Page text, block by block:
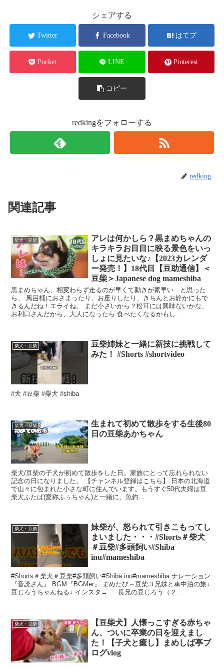
シェアする
Twitter Facebook はてブ
Pocket LINE Pinterest
コピー
redkingをフォローする
redking
関連記事
柴犬・豆柴
アレは何かしら？黒まめちゃんの
キラキラお目目に映る景色をいっ
しょに見たいな♪【2023カレンダ
ー発売！】18代目【豆助通信】＜
豆柴＞Japanese dog mameshiba
黒まめちゃん、相変わらず走るのが早くて動きが素早い…と思った
ら、 風呂桶におさまったり、お座りしたり、きちんとお静かにもで
きるんだね！エライね。 まだ小さいから？松茸には興味ないかな、
お利口さんだから、大人になったら 食べたくなるかもし...
柴犬・豆柴
豆柴姉妹と一緒に新技に挑戦して
みた！ #Shorts #shortvideo
#犬 #豆柴 #柴犬 #shiba
柴犬・豆柴
生まれて初めて散歩をする生後80
日の豆柴あかちゃん
柴犬/豆柴の子犬が初めて散歩をした日。家族にとって忘れられない
記念の日になりました。 【チャンネル登録はこちら】 日本の北海道
で山々に包まれた小さな町に住んでいます。もうすぐ50代夫婦は豆
柴犬ふたば(愛称ふぅちゃん)と一緒に、魚釣...
柴犬・豆柴
妹柴が、怒られて引きこもってし
まいました・・・#Shorts＃柴犬
＃豆柴#多頭飼い#Shiba
inu#mameshiba
#Shorts＃柴犬＃豆柴#多頭飼い#Shiba inu#mameshiba ナレーション
『音読さん』 BGM『BGMer』 まめたび～豆柴３兄妹と車中泊の旅↓
豆じろうちゃんねる↓ インスタ→ 長兄の豆じろう（２...
柴犬・豆柴
【豆柴犬】人懐っこすぎる赤ちゃ
ん、ついに卒業の日を迎えまし
た！【子犬と癒し】まめしば亭ブ
ログvlog